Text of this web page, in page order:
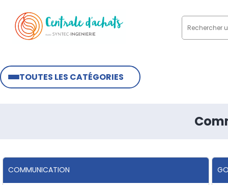
TOUTES LES CATÉGORIES
COMMUNICATION